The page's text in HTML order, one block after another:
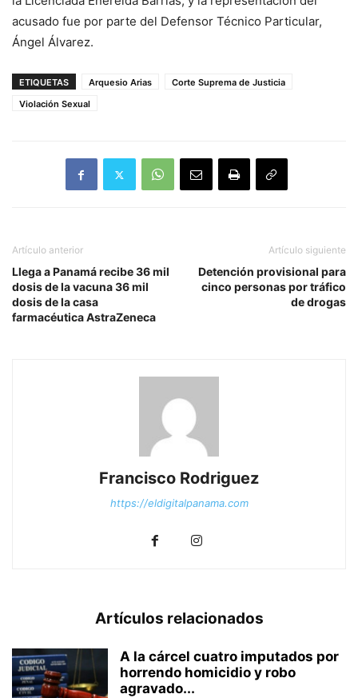
acusado fue por parte del Defensor Técnico Particular,
Ángel Álvarez.
ETIQUETAS Arquesio Arias
Corte Suprema de Justicia
Violación Sexual
Artículo anterior
Llega a Panamá recibe 36 mil
dosis de la vacuna 36 mil
dosis de la casa
farmacéutica AstraZeneca
Artículo siguiente
Detención provisional para
cinco personas por tráfico
de drogas
Francisco Rodriguez
https://eldigitalpanama.com
Artículos relacionados
A la cárcel cuatro imputados por
horrendo homicidio y robo
agravado...